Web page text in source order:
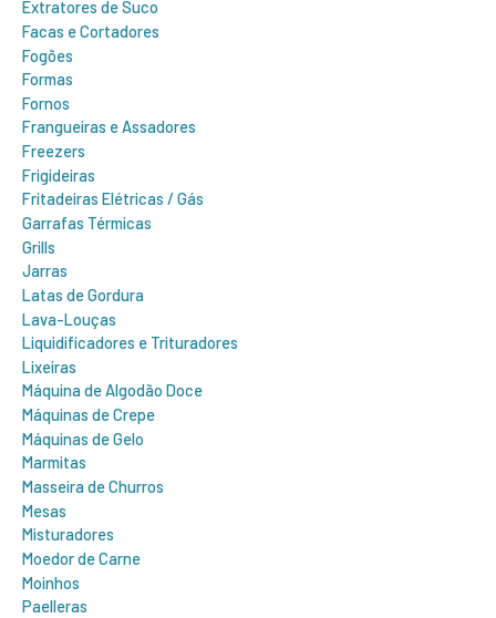
Extratores de Suco
Facas e Cortadores
Fogões
Formas
Fornos
Frangueiras e Assadores
Freezers
Frigideiras
Fritadeiras Elétricas / Gás
Garrafas Térmicas
Grills
Jarras
Latas de Gordura
Lava-Louças
Liquidificadores e Trituradores
Lixeiras
Máquina de Algodão Doce
Máquinas de Crepe
Máquinas de Gelo
Marmitas
Masseira de Churros
Mesas
Misturadores
Moedor de Carne
Moinhos
Paelleras